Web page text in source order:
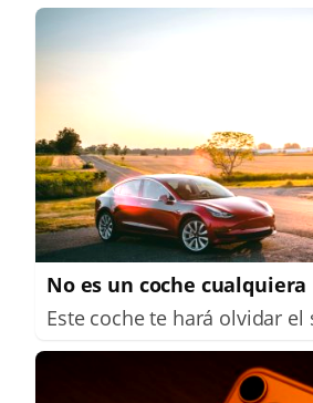
No es un coche cualquiera
Este coche te hará olvidar el